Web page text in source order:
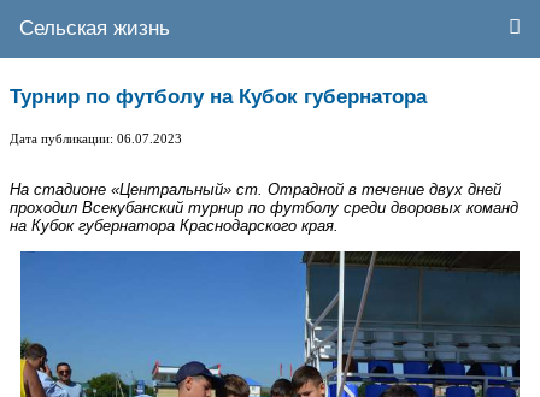
Сельская жизнь
Турнир по футболу на Кубок губернатора
Дата публикации: 06.07.2023
На стадионе «Центральный» ст. Отрадной в течение двух дней
проходил Всекубанский турнир по футболу среди дворовых команд
на Кубок губернатора Краснодарского края.